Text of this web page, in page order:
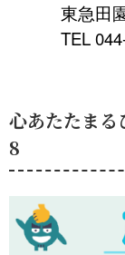
東急田園
TEL
心あたたま
8